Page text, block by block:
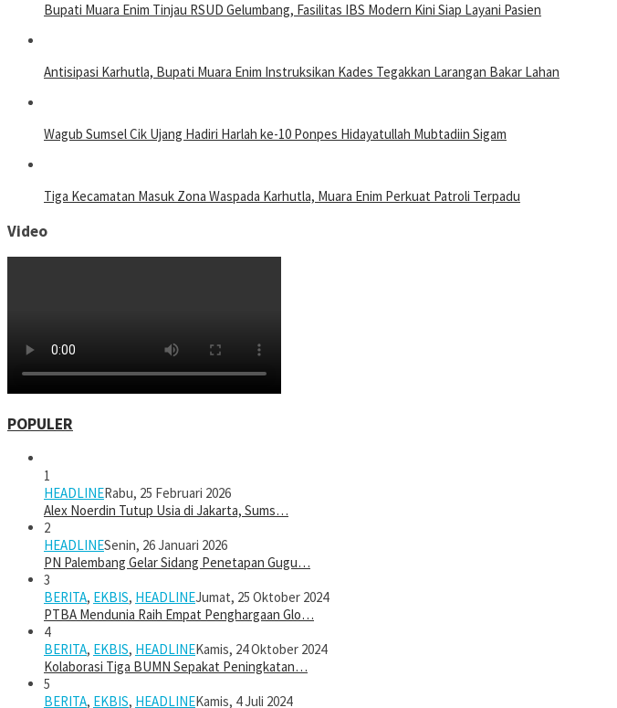
Bupati Muara Enim Tinjau RSUD Gelumbang, Fasilitas IBS Modern Kini Siap Layani Pasien
Antisipasi Karhutla, Bupati Muara Enim Instruksikan Kades Tegakkan Larangan Bakar Lahan
Wagub Sumsel Cik Ujang Hadiri Harlah ke-10 Ponpes Hidayatullah Mubtadiin Sigam
Tiga Kecamatan Masuk Zona Waspada Karhutla, Muara Enim Perkuat Patroli Terpadu
Video
POPULER
1
HEADLINERabu, 25 Februari 2026
Alex Noerdin Tutup Usia di Jakarta, Sums…
2
HEADLINESenin, 26 Januari 2026
PN Palembang Gelar Sidang Penetapan Gugu…
3
BERITA, EKBIS, HEADLINEJumat, 25 Oktober 2024
PTBA Mendunia Raih Empat Penghargaan Glo…
4
BERITA, EKBIS, HEADLINEKamis, 24 Oktober 2024
Kolaborasi Tiga BUMN Sepakat Peningkatan…
5
BERITA, EKBIS, HEADLINEKamis, 4 Juli 2024